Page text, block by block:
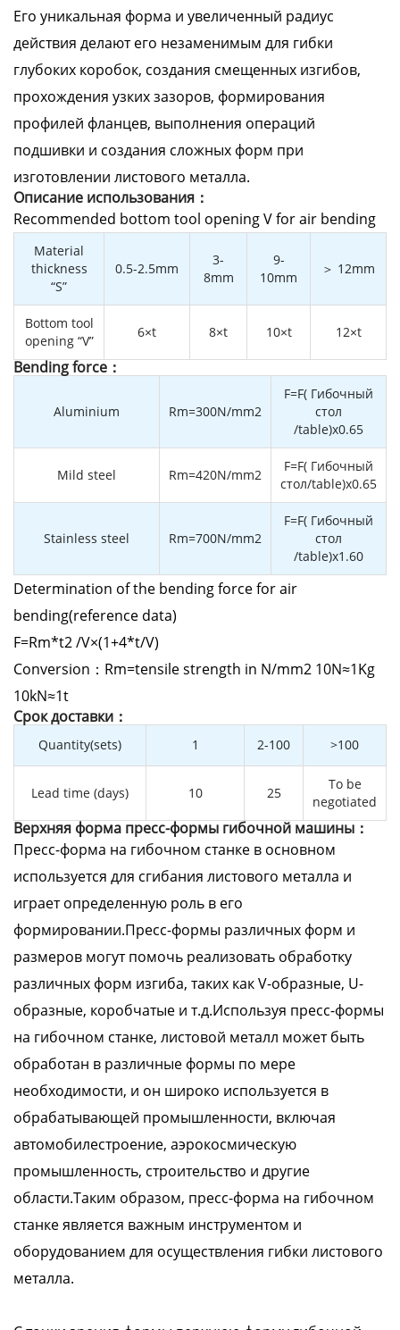
Его уникальная форма и увеличенный радиус
действия делают его незаменимым для гибки
глубоких коробок, создания смещенных изгибов,
прохождения узких зазоров, формирования
профилей фланцев, выполнения операций
подшивки и создания сложных форм при
изготовлении листового металла.
Описание использования：
Recommended bottom tool opening V for air bending
Material
thickness
“S”
0.5-2.5mm
3-
8mm
9-
10mm
＞ 12mm
Bottom tool
opening “V”
6×t 8×t 10×t 12×t
Bending force：
Aluminium Rm=300N/mm2
F=F( Гибочный
стол
/table)x0.65
Mild steel Rm=420N/mm2
F=F( Гибочный
стол/table)x0.65
Stainless steel Rm=700N/mm2
F=F( Гибочный
стол
/table)x1.60
Determination of the bending force for air
bending(reference data)
F=Rm*t2 /V×(1+4*t/V)
Conversion：Rm=tensile strength in N/mm2 10N≈1Kg
10kN≈1t
Cрок доставки：
Quantity(sets) 1 2-100 >100
Lead time (days) 10 25
To be
negotiated
Верхняя форма пресс-формы гибочной машины：
Пресс-форма на гибочном станке в основном
используется для сгибания листового металла и
играет определенную роль в его
формировании.Пресс-формы различных форм и
размеров могут помочь реализовать обработку
различных форм изгиба, таких как V-образные, U-
образные, коробчатые и т.д.Используя пресс-формы
на гибочном станке, листовой металл может быть
обработан в различные формы по мере
необходимости, и он широко используется в
обрабатывающей промышленности, включая
автомобилестроение, аэрокосмическую
промышленность, строительство и другие
области.Таким образом, пресс-форма на гибочном
станке является важным инструментом и
оборудованием для осуществления гибки листового
металла.